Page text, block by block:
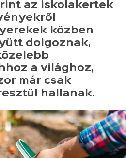
az iskolakertek
közben
dolgoznak,
a világhoz,
már csak
hallanak.